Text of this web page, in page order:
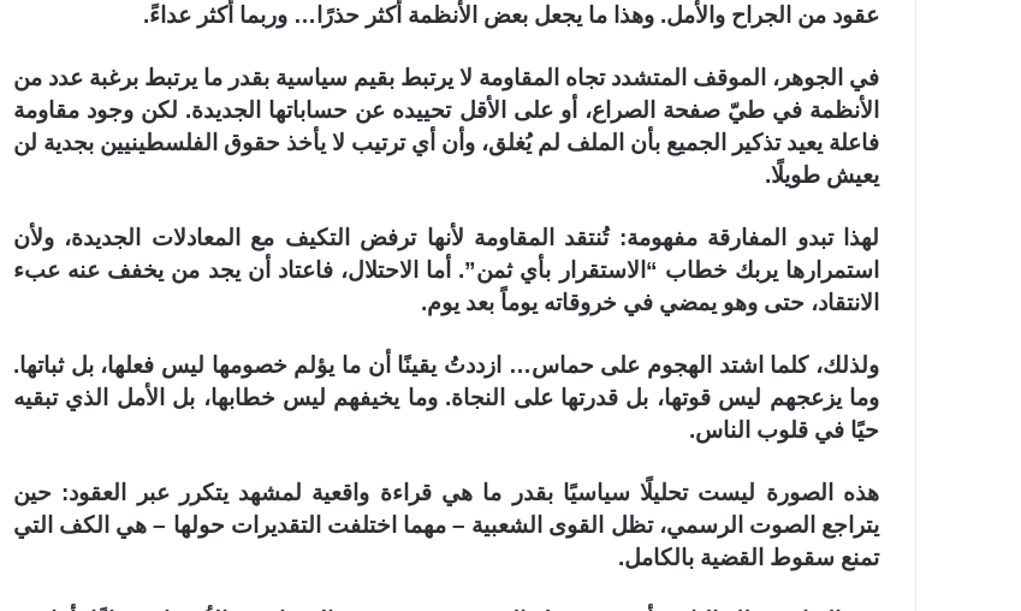
عقود من الجراح والأمل. وهذا ما يجعل بعض الأنظمة أكثر حذرًا… وربما أكثر عداءً.
في الجوهر، الموقف المتشدد تجاه المقاومة لا يرتبط بقيم سياسية بقدر ما يرتبط برغبة عدد من
الأنظمة في طيّ صفحة الصراع، أو على الأقل تحييده عن حساباتها الجديدة. لكن وجود مقاومة
فاعلة يعيد تذكير الجميع بأن الملف لم يُغلق، وأن أي ترتيب لا يأخذ حقوق الفلسطينيين بجدية لن
يعيش طويلًا.
لهذا تبدو المفارقة مفهومة: تُنتقد المقاومة لأنها ترفض التكيف مع المعادلات الجديدة، ولأن
استمرارها يربك خطاب “الاستقرار بأي ثمن”. أما الاحتلال، فاعتاد أن يجد من يخفف عنه عبء
الانتقاد، حتى وهو يمضي في خروقاته يوماً بعد يوم.
ولذلك، كلما اشتد الهجوم على حماس… ازددتُ يقينًا أن ما يؤلم خصومها ليس فعلها، بل ثباتها.
وما يزعجهم ليس قوتها، بل قدرتها على النجاة.وما يخيفهم ليس خطابها، بل الأمل الذي تبقيه
حيًا في قلوب الناس.
هذه الصورة ليست تحليلًا سياسيًا بقدر ما هي قراءة واقعية لمشهد يتكرر عبر العقود: حين
يتراجع الصوت الرسمي، تظل القوى الشعبية – مهما اختلفت التقديرات حولها – هي الكف التي
تمنع سقوط القضية بالكامل.